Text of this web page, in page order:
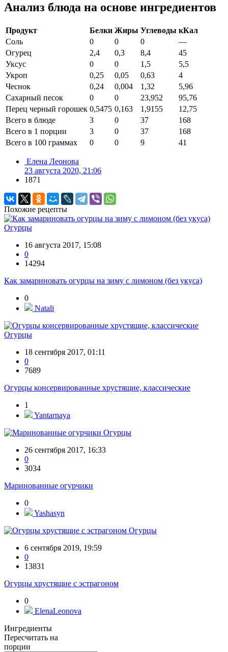
Анализ блюда на основе ингредиентов
Продукт Белки Жиры Углеводы кКал
Соль
0 0 0
—
Огурец
2,4 0,3 8,4
45
Уксус
0 0 1,5
5,5
Укроп
0,25 0,05 0,63
4
Чеснок
0,24 0,004 1,32
5,96
Сахарный песок
0 0 23,952
95,76
Перец черный горошек 0,5475 0,163 1,9155
12,75
Всего в блюде
3 0 37
168
Всего в 1 порции
3 0 37
168
Всего в 100 граммах
0 0 9 41
Елена Леонова
23 августа 2020, 21:06
1871
Похожие рецепты
Огурцы
16 августа 2017, 15:08
0
14294
Как замариновать огурцы на зиму с лимоном (без укуса)
0
Natali
Огурцы
18 сентября 2017, 01:11
0
7689
Огурцы консервированные хрустящие, классические
1
Yantarnaya
Огурцы
26 сентября 2017, 16:33
0
3034
Маринованные огурчики
0
Yashasyn
Огурцы
6 сентября 2019, 19:59
0
13831
Огурцы хрустящие с эстрагоном
0
ElenaLeonova
Ингредиенты
Пересчитать на
порции